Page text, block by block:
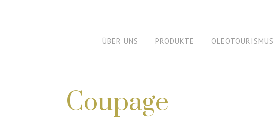
ÜBER UNS PRODUKTE OLEOTOURISMUS
Coupage